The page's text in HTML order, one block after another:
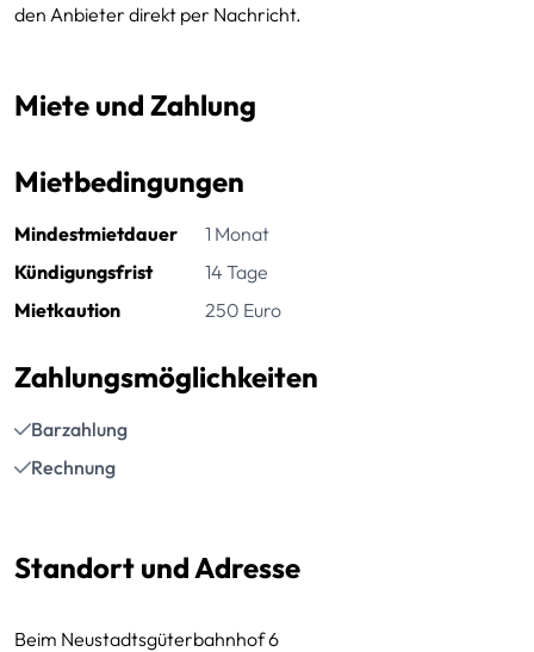
den Anbieter direkt per Nachricht.
Miete und Zahlung
Mietbedingungen
Mindestmietdauer
1 Monat
Kündigungsfrist
14 Tage
Mietkaution
250 Euro
Zahlungsmöglichkeiten
Barzahlung
Rechnung
Standort und Adresse
Beim Neustadtsgüterbahnhof 6